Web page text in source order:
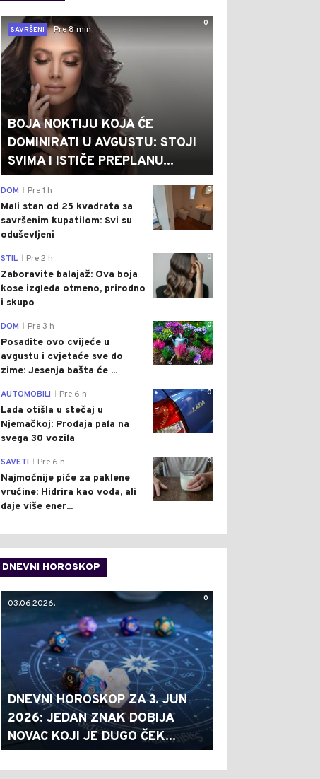
0
SAVRŠENI
Pre 8 min
BOJA NOKTIJU KOJA ĆE
DOMINIRATI U AVGUSTU: STOJI
SVIMA I ISTIČE PREPLANU...
0
DOM Pre 1 h
Mali stan od 25 kvadrata sa
savršenim kupatilom: Svi su
oduševljeni
0
STIL Pre 2 h
Zaboravite balajaž: Ova boja
kose izgleda otmeno, prirodno
i skupo
0
DOM Pre 3 h
Posadite ovo cvijeće u
avgustu i cvjetaće sve do
zime: Jesenja bašta će ...
0
AUTOMOBILI Pre 6 h
Lada otišla u stečaj u
Njemačkoj: Prodaja pala na
svega 30 vozila
0
SAVETI Pre 6 h
Najmoćnije piće za paklene
vrućine: Hidrira kao voda, ali
daje više ener...
DNEVNI HOROSKOP
0
03.06.2026.
DNEVNI HOROSKOP ZA 3. JUN
2026: JEDAN ZNAK DOBIJA
NOVAC KOJI JE DUGO ČEK...